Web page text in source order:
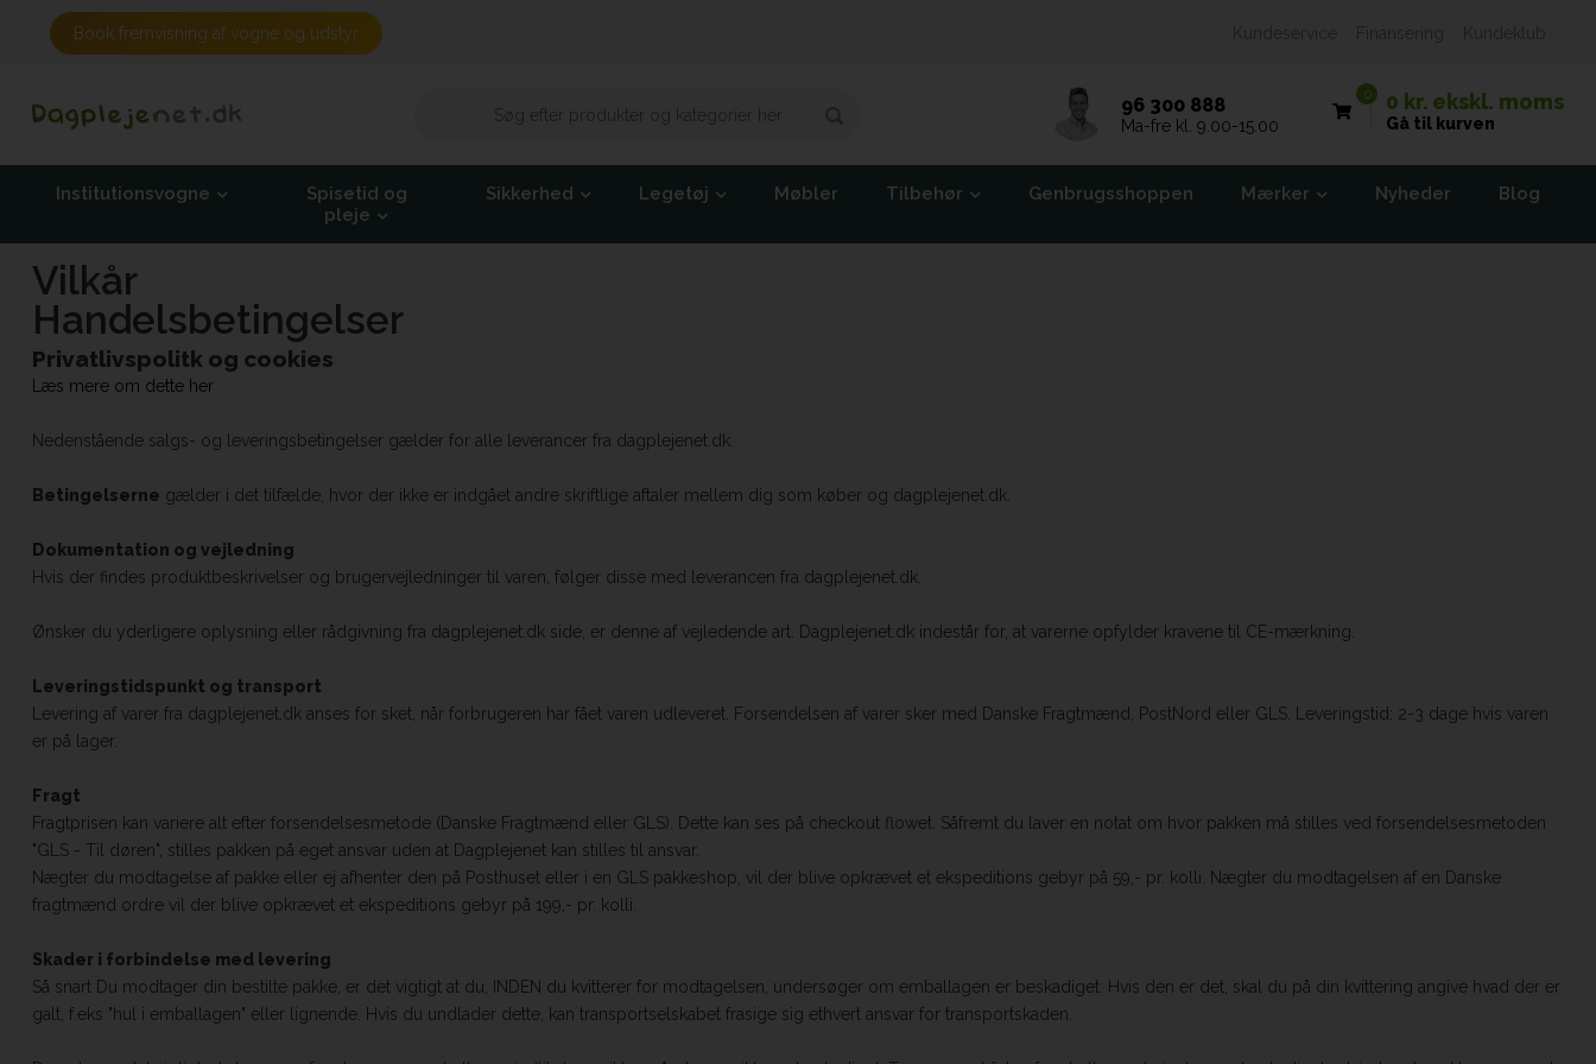
Book fremvisning af vogne og udstyr
96 300 888
Ma-fre kl. 9.00-15.00
0 0 kr. ekskl. moms
Gå til kurven
Institutionsvogne
Spisetid og
pleje
Sikkerhed Legetøj Møbler Tilbehør Genbrugsshoppen Mærker Nyheder Blog
Vilkår
Handelsbetingelser
Privatlivspolitk og cookies
Læs mere om dette her
Nedenstående salgs- og leveringsbetingelser gælder for alle leverancer fra dagplejenet.dk.
Betingelserne gælder i det tilfælde, hvor der ikke er indgået andre skriftlige aftaler mellem dig som køber og dagplejenet.dk.
Dokumentation og vejledning
Hvis der findes produktbeskrivelser og brugervejledninger til varen, følger disse med leverancen fra dagplejenet.dk.
Ønsker du yderligere oplysning eller rådgivning fra dagplejenet.dk side, er denne af vejledende art. Dagplejenet.dk indestår for, at varerne opfylder kravene til CE-mærkning.
Leveringstidspunkt og transport
Levering af varer fra dagplejenet.dk anses for sket, når forbrugeren har fået varen udleveret. Forsendelsen af varer sker med Danske Fragtmænd, PostNord eller GLS. Leveringstid: 2-3 dage hvis varen
er på lager.
Fragt
Fragtprisen kan variere alt efter forsendelsesmetode (Danske Fragtmænd eller GLS). Dette kan ses på checkout flowet. Såfremt du laver en notat om hvor pakken må stilles ved forsendelsesmetoden
"GLS - Til døren", stilles pakken på eget ansvar uden at Dagplejenet kan stilles til ansvar.
Nægter du modtagelse af pakke eller ej afhenter den på Posthuset eller i en GLS pakkeshop, vil der blive opkrævet et ekspeditions gebyr på 59,- pr. kolli. Nægter du modtagelsen af en Danske
fragtmænd ordre vil der blive opkrævet et ekspeditions gebyr på 199,- pr. kolli.
Skader i forbindelse med levering
Så snart Du modtager din bestilte pakke, er det vigtigt at du, INDEN du kvitterer for modtagelsen, undersøger om emballagen er beskadiget. Hvis den er det, skal du på din kvittering angive hvad der er
galt, f.eks "hul i emballagen" eller lignende. Hvis du undlader dette, kan transportselskabet frasige sig ethvert ansvar for transportskaden.